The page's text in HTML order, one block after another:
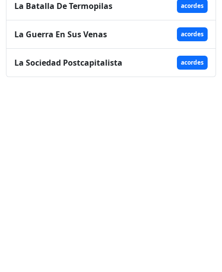
La Batalla De Termopilas acordes
La Guerra En Sus Venas acordes
La Sociedad Postcapitalista acordes